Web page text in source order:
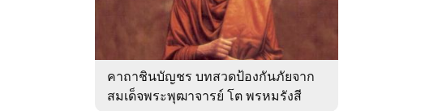
คาถาชินบัญชร บทสวดป้องกันภัยจาก
สมเด็จพระพุฒาจารย์ โต พรหมรังสี